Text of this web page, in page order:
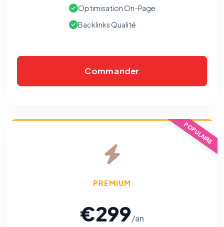
Optimisation On-Page
Backlinks Qualité
Commander
POPULAIRE
PREMIUM
€299/an